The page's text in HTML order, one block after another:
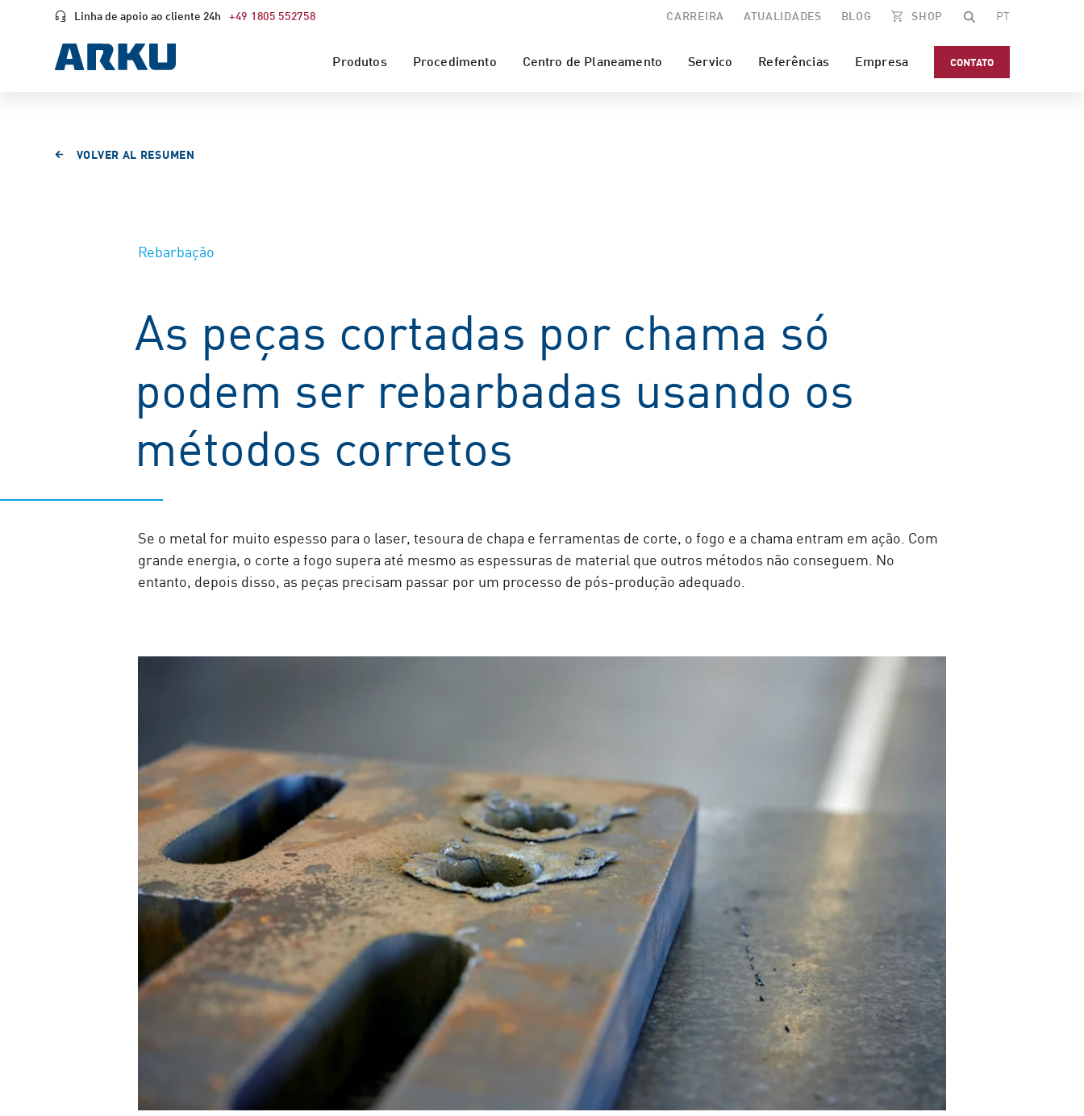
Linha de apoio ao cliente 24h +49 1805 552758 CARREIRA ATUALIDADES BLOG SHOP PT
Produtos Procedimento Centro de Planeamento Servico Referências Empresa CONTATO
VOLVER AL RESUMEN
Rebarbação
As peças cortadas por chama só
podem ser rebarbadas usando os
métodos corretos
Se o metal for muito espesso para o laser, tesoura de chapa e ferramentas de corte, o fogo e a chama entram em ação. Com
grande energia, o corte a fogo supera até mesmo as espessuras de material que outros métodos não conseguem. No
entanto, depois disso, as peças precisam passar por um processo de pós-produção adequado.